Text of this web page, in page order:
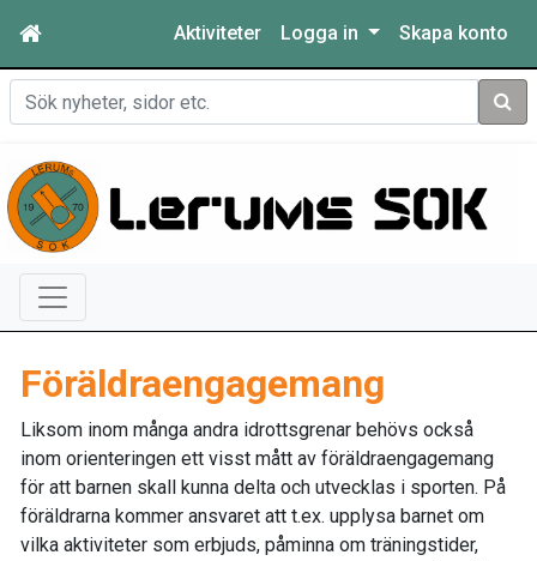
Aktiviteter Logga in Skapa konto
Sök
Föräldraengagemang
Liksom inom många andra idrottsgrenar behövs också
inom orienteringen ett visst mått av föräldraengagemang
för att barnen skall kunna delta och utvecklas i sporten. På
föräldrarna kommer ansvaret att t.ex. upplysa barnet om
vilka aktiviteter som erbjuds, påminna om träningstider,